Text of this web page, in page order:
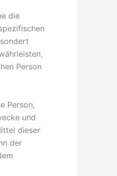
die
Person
Person,
und
dieser
der